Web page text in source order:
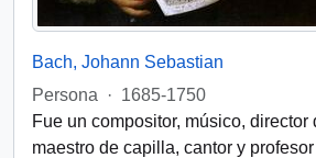
Bach, Johann Sebastian
Persona
· 1685-1750
Fue un compositor, músico, director
maestro de capilla, cantor y